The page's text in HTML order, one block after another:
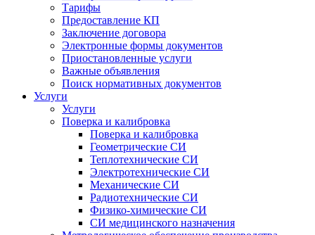
Тарифы
Предоставление КП
Заключение договора
Электронные формы документов
Приостановленные услуги
Важные объявления
Поиск нормативных документов
Услуги
Услуги
Поверка и калибровка
Поверка и калибровка
Геометрические СИ
Теплотехнические СИ
Электротехнические СИ
Механические СИ
Радиотехнические СИ
Физико-химические СИ
СИ медицинского назначения